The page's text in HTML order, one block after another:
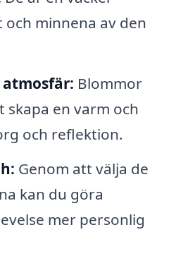
minnena av den
atmosfär: Blommor
skapa en varm och
och reflektion.
Genom att välja de
kan du göra
mer personlig